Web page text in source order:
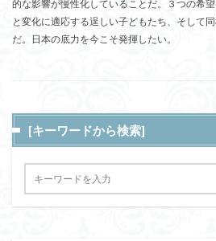
的な影響が慢性化していることだ。３つの希
と変化に適応する逞しい子どもたち、そして
だ。日本の底力を今こそ発揮したい。
[キーワードから検索]